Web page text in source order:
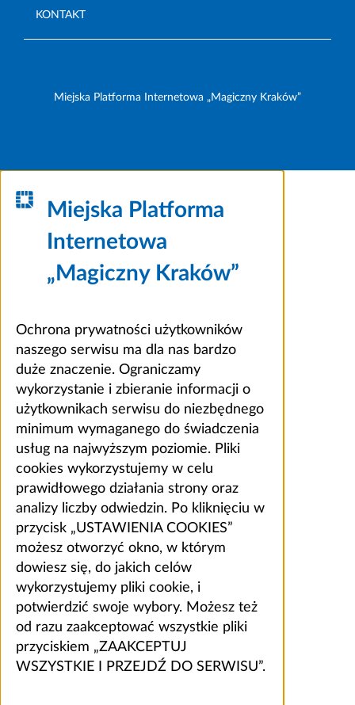
KONTAKT
Miejska Platforma Internetowa „Magiczny Kraków”
Miejska Platforma
Internetowa
„Magiczny Kraków”
Ochrona prywatności użytkowników
naszego serwisu ma dla nas bardzo
duże znaczenie. Ograniczamy
wykorzystanie i zbieranie informacji o
użytkownikach serwisu do niezbędnego
minimum wymaganego do świadczenia
usług na najwyższym poziomie. Pliki
cookies wykorzystujemy w celu
prawidłowego działania strony oraz
analizy liczby odwiedzin. Po kliknięciu w
przycisk „USTAWIENIA COOKIES”
możesz otworzyć okno, w którym
dowiesz się, do jakich celów
wykorzystujemy pliki cookie, i
potwierdzić swoje wybory. Możesz też
od razu zaakceptować wszystkie pliki
przyciskiem „ZAAKCEPTUJ
WSZYSTKIE I PRZEJDŹ DO SERWISU”.